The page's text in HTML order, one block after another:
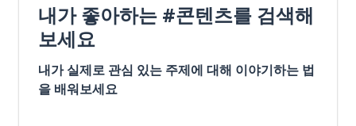
내가 좋아하는 #콘텐츠를 검색해
보세요
내가 실제로 관심 있는 주제에 대해 이야기하는 법
을 배워보세요